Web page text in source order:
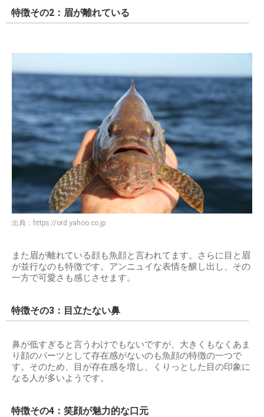
特徴その2：眉が離れている
出典： https://ord.yahoo.co.jp
また眉が離れている顔も魚顔と言われてます。さらに目と眉
が並行なのも特徴です。アンニュイな表情を醸し出し、その
一方で可愛さも感じさせます。
特徴その3：目立たない鼻
鼻が低すぎると言うわけでもないですが、大きくもなくあま
り顔のパーツとして存在感がないのも魚顔の特徴の一つで
す。そのため、目が存在感を増し、くりっとした目の印象に
なる人が多いようです。
特徴その4：笑顔が魅力的な口元